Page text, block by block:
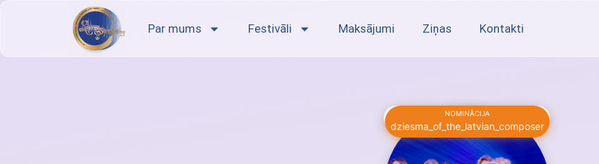
Par mums Festivāli Maksājumi Ziņas Kontakti
NOMINĀCIJA
dziesma_of_the_latvian_composer
Alina Padure